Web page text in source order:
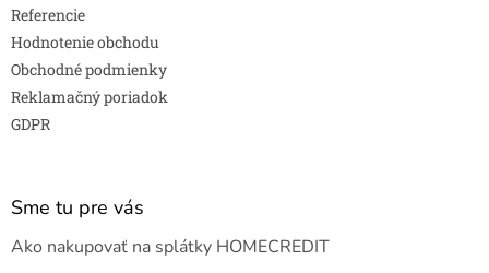
Referencie
Hodnotenie obchodu
Obchodné podmienky
Reklamačný poriadok
GDPR
Sme tu pre vás
Ako nakupovať na splátky HOMECREDIT